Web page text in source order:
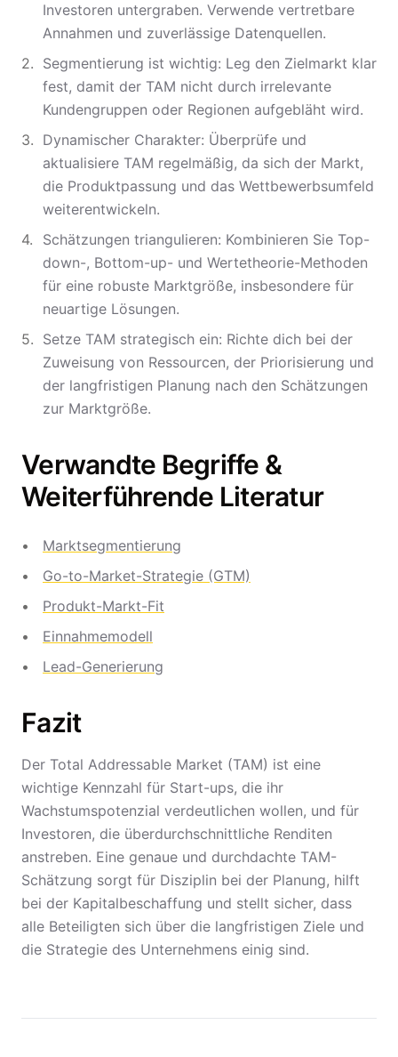
Investoren untergraben. Verwende vertretbare
Annahmen und zuverlässige Datenquellen.
Segmentierung ist wichtig: Leg den Zielmarkt klar
fest, damit der TAM nicht durch irrelevante
Kundengruppen oder Regionen aufgebläht wird.
Dynamischer Charakter: Überprüfe und
aktualisiere TAM regelmäßig, da sich der Markt,
die Produktpassung und das Wettbewerbsumfeld
weiterentwickeln.
Schätzungen triangulieren: Kombinieren Sie Top-
down-, Bottom-up- und Wertetheorie-Methoden
für eine robuste Marktgröße, insbesondere für
neuartige Lösungen.
Setze TAM strategisch ein: Richte dich bei der
Zuweisung von Ressourcen, der Priorisierung und
der langfristigen Planung nach den Schätzungen
zur Marktgröße.
Verwandte Begriffe &
Weiterführende Literatur
Marktsegmentierung
Go-to-Market-Strategie (GTM)
Produkt-Markt-Fit
Einnahmemodell
Lead-Generierung
Fazit
Der Total Addressable Market (TAM) ist eine
wichtige Kennzahl für Start-ups, die ihr
Wachstumspotenzial verdeutlichen wollen, und für
Investoren, die überdurchschnittliche Renditen
anstreben. Eine genaue und durchdachte TAM-
Schätzung sorgt für Disziplin bei der Planung, hilft
bei der Kapitalbeschaffung und stellt sicher, dass
alle Beteiligten sich über die langfristigen Ziele und
die Strategie des Unternehmens einig sind.